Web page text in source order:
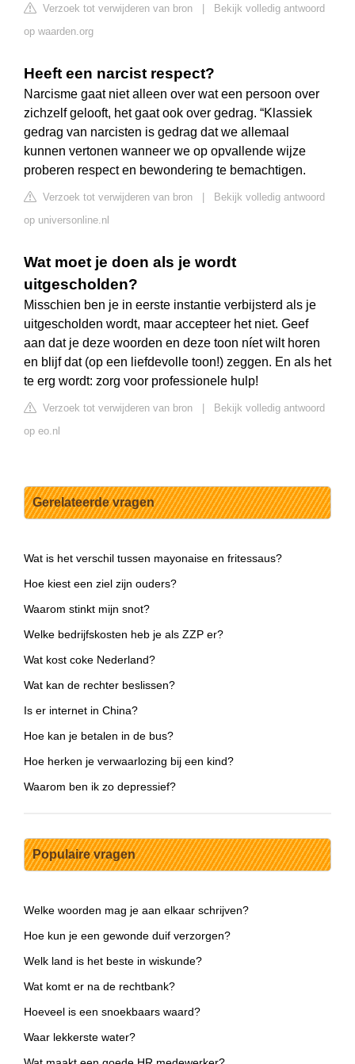
Verzoek tot verwijderen van bron
Bekijk volledig antwoord
op waarden.org
Heeft een narcist respect?
Narcisme gaat niet alleen over wat een persoon over
zichzelf gelooft, het gaat ook over gedrag. “Klassiek
gedrag van narcisten is gedrag dat we allemaal
kunnen vertonen wanneer we op opvallende wijze
proberen respect en bewondering te bemachtigen.
Verzoek tot verwijderen van bron
Bekijk volledig antwoord
op universonline.nl
Wat moet je doen als je wordt
uitgescholden?
Misschien ben je in eerste instantie verbijsterd als je
uitgescholden wordt, maar accepteer het niet. Geef
aan dat je deze woorden en deze toon níet wilt horen
en blijf dat (op een liefdevolle toon!) zeggen. En als het
te erg wordt: zorg voor professionele hulp!
Verzoek tot verwijderen van bron
Bekijk volledig antwoord
op eo.nl
Gerelateerde vragen
Wat is het verschil tussen mayonaise en fritessaus?
Hoe kiest een ziel zijn ouders?
Waarom stinkt mijn snot?
Welke bedrijfskosten heb je als ZZP er?
Wat kost coke Nederland?
Wat kan de rechter beslissen?
Is er internet in China?
Hoe kan je betalen in de bus?
Hoe herken je verwaarlozing bij een kind?
Waarom ben ik zo depressief?
Populaire vragen
Welke woorden mag je aan elkaar schrijven?
Hoe kun je een gewonde duif verzorgen?
Welk land is het beste in wiskunde?
Wat komt er na de rechtbank?
Hoeveel is een snoekbaars waard?
Waar lekkerste water?